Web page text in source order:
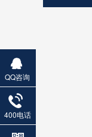
QQ咨询
400电话